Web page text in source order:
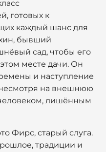
готовых к
каждый шанс для
бывший
сад, чтобы его
месте дачи. Он
и наступление
на внешнюю
лишённым
Фирс, старый слуга.
традиции и